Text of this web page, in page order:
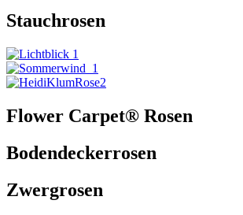
Stauchrosen
Flower Carpet® Rosen
Bodendeckerrosen
Zwergrosen